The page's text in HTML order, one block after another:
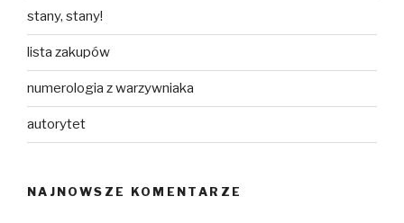
stany, stany!
lista zakupów
numerologia z warzywniaka
autorytet
NAJNOWSZE KOMENTARZE